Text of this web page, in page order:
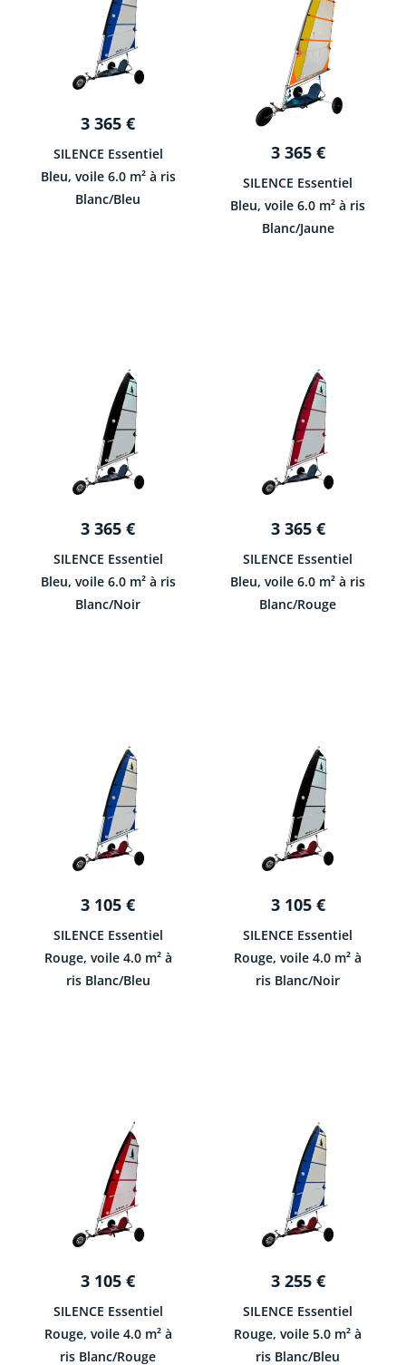
3 365€
SILENCE Essentiel
Bleu, voile 6.0 m² à ris
Blanc/Bleu
3 365 €
SILENCE Essentiel
Bleu, voile 6.0 m² à ris
Blanc/Jaune
3 365€
SILENCE Essentiel
Bleu, voile 6.0 m² à ris
Blanc/Noir
3 365 €
SILENCE Essentiel
Bleu, voile 6.0 m² à ris
Blanc/Rouge
3 105€
SILENCE Essentiel
Rouge, voile 4.0 m² à
ris Blanc/Bleu
3 105 €
SILENCE Essentiel
Rouge, voile 4.0 m² à
ris Blanc/Noir
3 105€
SILENCE Essentiel
Rouge, voile 4.0 m² à
ris Blanc/Rouge
3 255 €
SILENCE Essentiel
Rouge, voile 5.0 m² à
ris Blanc/Bleu